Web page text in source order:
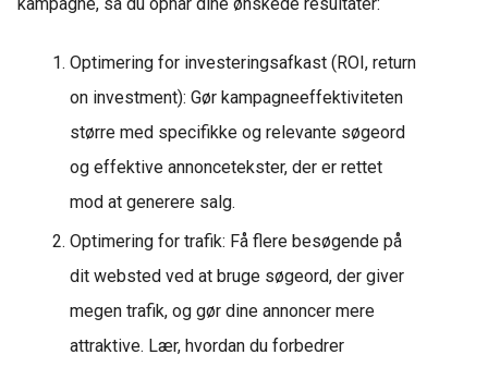
Optimering for investeringsafkast (ROI, return
on investment): Gør kampagneeffektiviteten
større med specifikke og relevante søgeord
og effektive annoncetekster, der er rettet
mod at generere salg.
Optimering for trafik: Få flere besøgende på
dit websted ved at bruge søgeord, der giver
megen trafik, og gør dine annoncer mere
attraktive. Lær, hvordan du forbedrer